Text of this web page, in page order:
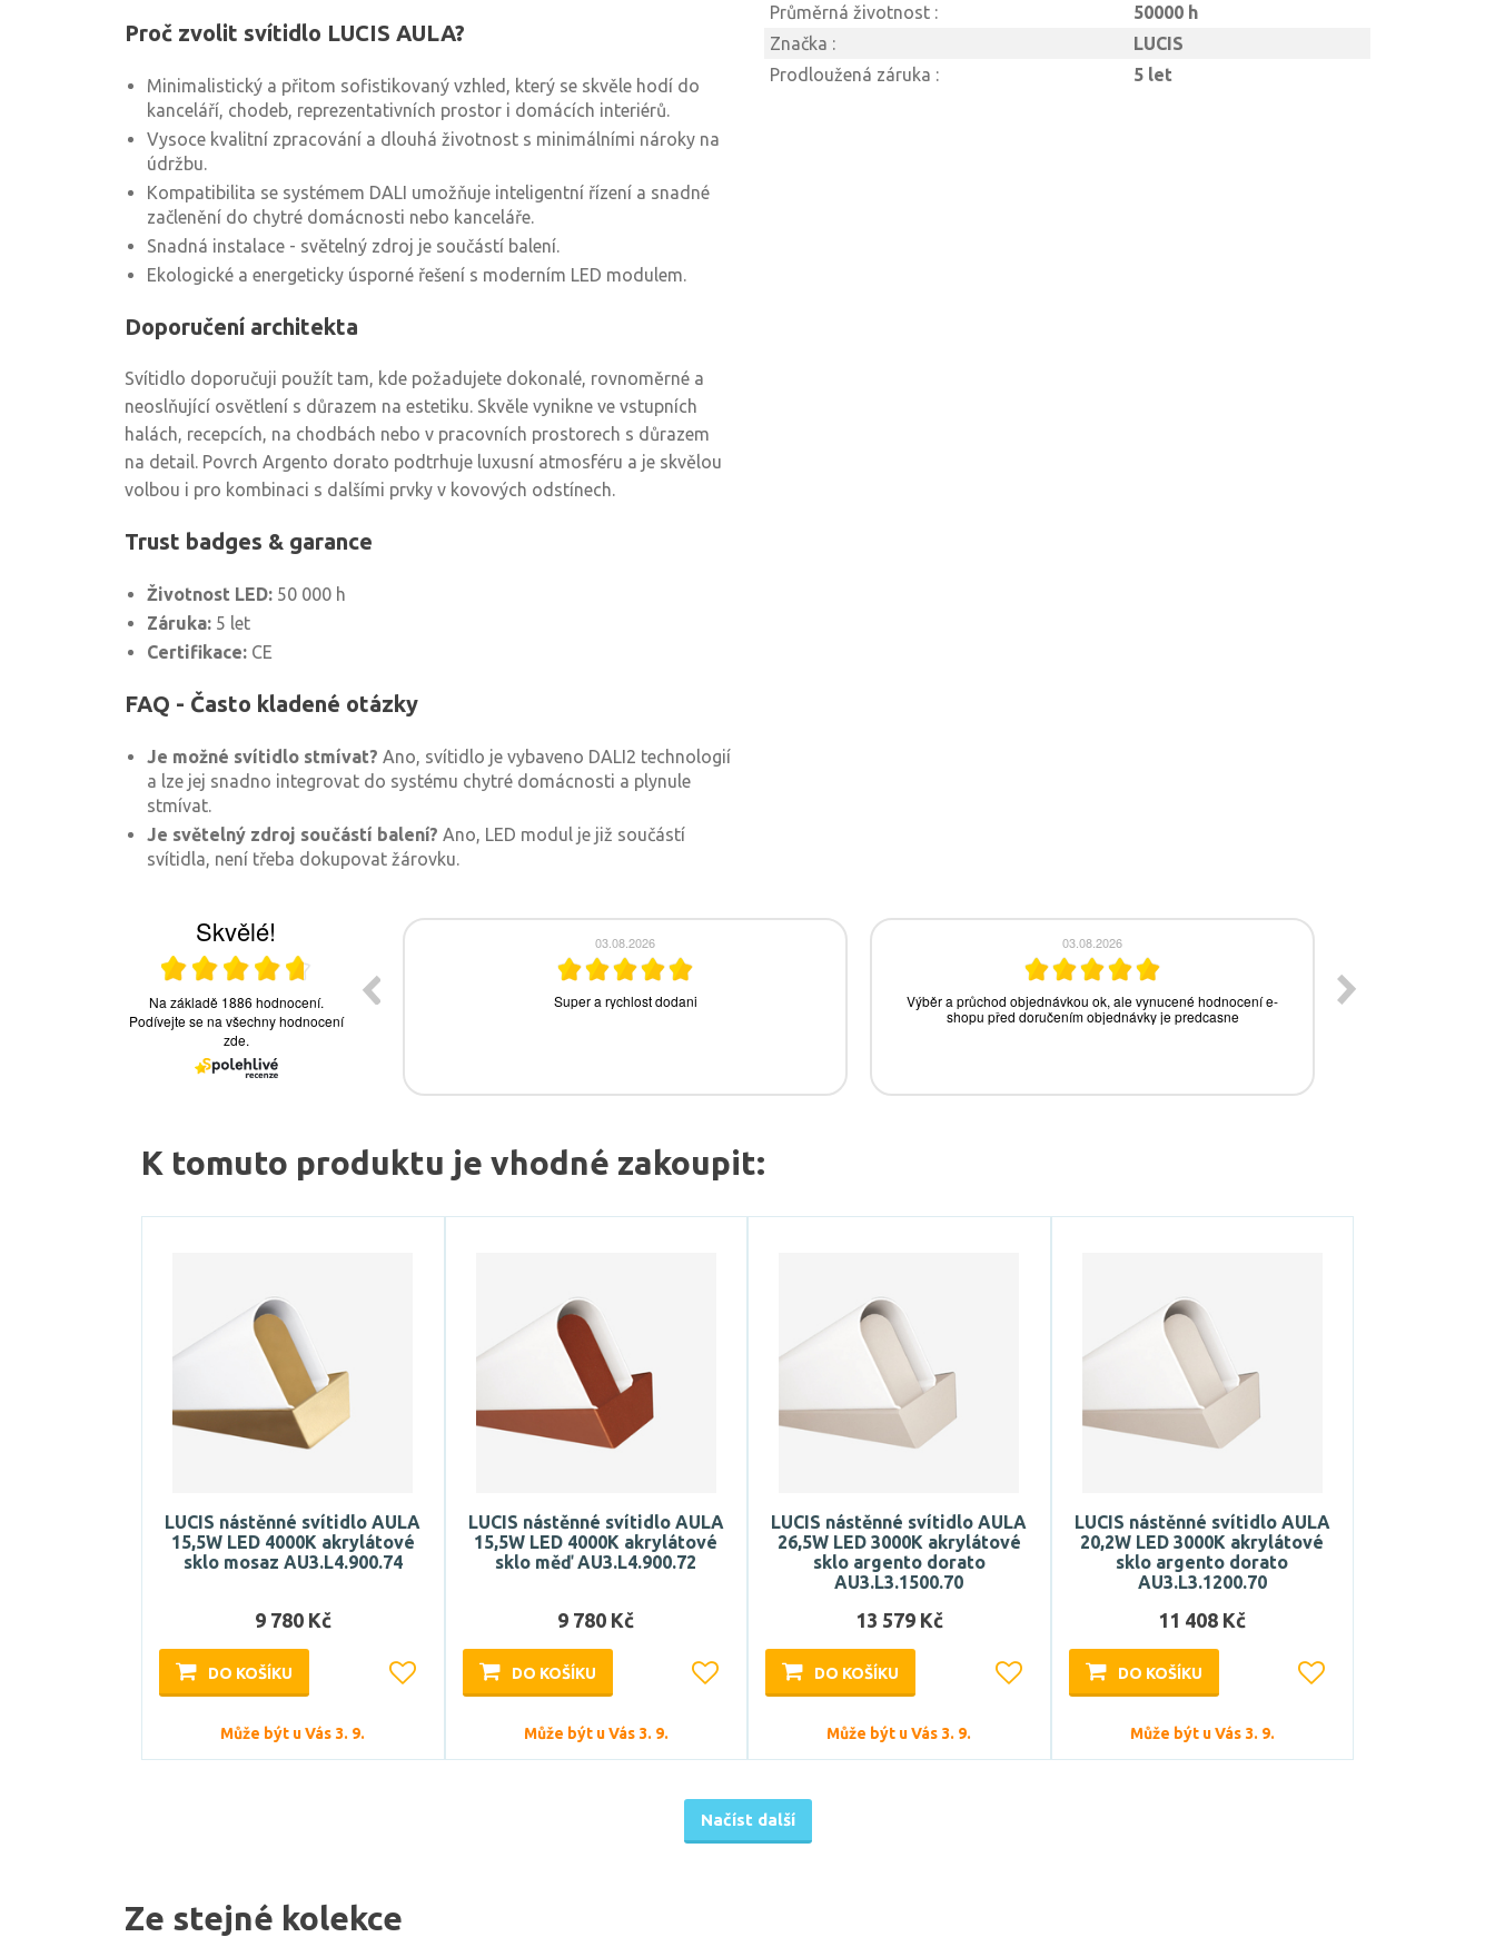
Proč zvolit svítidlo LUCIS AULA?
Minimalistický a přitom sofistikovaný vzhled, který se skvěle hodí do
kanceláří, chodeb, reprezentativních prostor i domácích interiérů.
Vysoce kvalitní zpracování a dlouhá životnost s minimálními nároky na
údržbu.
Kompatibilita se systémem DALI umožňuje inteligentní řízení a snadné
začlenění do chytré domácnosti nebo kanceláře.
Snadná instalace - světelný zdroj je součástí balení.
Ekologické a energeticky úsporné řešení s moderním LED modulem.
Doporučení architekta
Svítidlo doporučuji použít tam, kde požadujete dokonalé, rovnoměrné a
neoslňující osvětlení s důrazem na estetiku. Skvěle vynikne ve vstupních
halách, recepcích, na chodbách nebo v pracovních prostorech s důrazem
na detail. Povrch Argento dorato podtrhuje luxusní atmosféru a je skvělou
volbou i pro kombinaci s dalšími prvky v kovových odstínech.
Trust badges & garance
Životnost LED: 50 000 h
Záruka: 5 let
Certifikace: CE
FAQ - Často kladené otázky
Je možné svítidlo stmívat? Ano, svítidlo je vybaveno DALI2 technologií
a lze jej snadno integrovat do systému chytré domácnosti a plynule
stmívat.
Je světelný zdroj součástí balení? Ano, LED modul je již součástí
svítidla, není třeba dokupovat žárovku.
Průměrná životnost :
50000 h
Značka :
LUCIS
Prodloužená záruka :
5 let
K tomuto produktu je vhodné zakoupit:
LUCIS nástěnné svítidlo AULA
15,5W LED 4000K akrylátové
sklo mosaz AU3.L4.900.74
9 780 Kč
DO KOŠÍKU
Může být u Vás 3. 9.
LUCIS nástěnné svítidlo AULA
15,5W LED 4000K akrylátové
sklo měď AU3.L4.900.72
9 780 Kč
DO KOŠÍKU
Může být u Vás 3. 9.
LUCIS nástěnné svítidlo AULA
26,5W LED 3000K akrylátové
sklo argento dorato
AU3.L3.1500.70
13 579 Kč
DO KOŠÍKU
Může být u Vás 3. 9.
LUCIS nástěnné svítidlo AULA
20,2W LED 3000K akrylátové
sklo argento dorato
AU3.L3.1200.70
11 408 Kč
DO KOŠÍKU
Může být u Vás 3. 9.
Načíst další
Ze stejné kolekce